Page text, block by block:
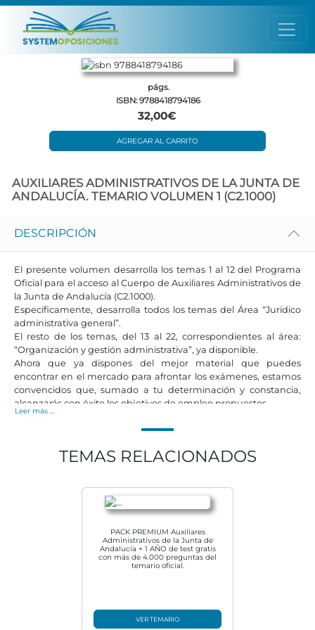
págs.
ISBN: 9788418794186
32,00€
AGREGAR AL CARRITO
AUXILIARES ADMINISTRATIVOS DE LA JUNTA DE
ANDALUCÍA. TEMARIO VOLUMEN 1 (C2.1000)
DESCRIPCIÓN
El presente volumen desarrolla los temas 1 al 12 del Programa
Oficial para el acceso al Cuerpo de Auxiliares Administrativos de
la Junta de Andalucía (C2.1000).
Específicamente, desarrolla todos los temas del Área “Jurídico
administrativa general”.
El resto de los temas, del 13 al 22, correspondientes al área:
“Organización y gestión administrativa”, ya disponible.
Ahora que ya dispones del mejor material que puedes
encontrar en el mercado para afrontar los exámenes, estamos
convencidos que, sumado a tu determinación y constancia,
alcanzarás con éxito los objetivos de empleo propuestos.
Gracias por confiarnos tu preparación.
Leer más ...
TEMAS RELACIONADOS
PACK PREMIUM Auxiliares
Administrativos de la Junta de
Andalucía + 1 AÑO de test gratis
con más de 4.000 preguntas del
temario oficial.
VER TEMARIO